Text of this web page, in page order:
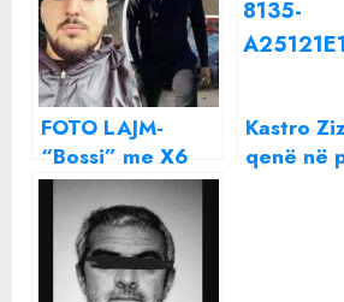
FOTO LAJM-
“Bossi” me X6
kush është Eldi
Allushi që u
përplas me
makinë te liqeni
Kastro
qenë në